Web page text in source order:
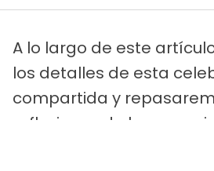
A lo largo de este
los detalles de esta
compartida y
reflexiones de la